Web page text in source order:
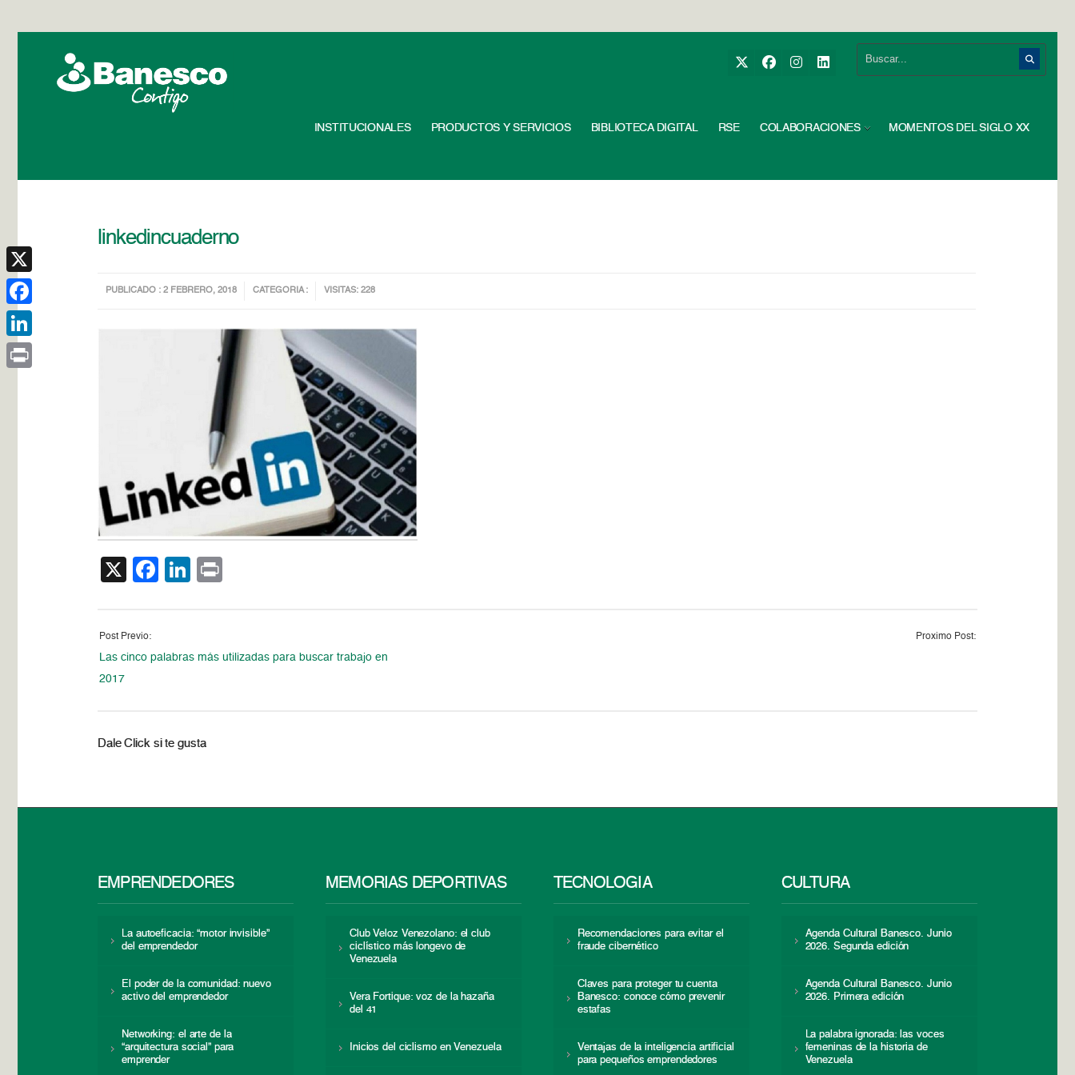
INSTITUCIONALES PRODUCTOS Y SERVICIOS BIBLIOTECA DIGITAL RSE COLABORACIONES MOMENTOS DEL SIGLO XX
linkedincuaderno
PUBLICADO : 2 FEBRERO, 2018 CATEGORIA : VISITAS: 228
X Facebook
LinkedIn
Post Previo:
Las cinco palabras más utilizadas para buscar trabajo en
2017
Proximo Post:
Dale Click si te gusta
EMPRENDEDORES
La autoeficacia: “motor invisible”
del emprendedor
El poder de la comunidad: nuevo
activo del emprendedor
Networking: el arte de la
“arquitectura social” para
emprender
MEMORIAS DEPORTIVAS
Club Veloz Venezolano: el club
ciclístico más longevo de
Venezuela
Vera Fortique: voz de la hazaña
del 41
Inicios del ciclismo en Venezuela
TECNOLOGÍA
Recomendaciones para evitar el
fraude cibernético
Claves para proteger tu cuenta
Banesco: conoce cómo prevenir
estafas
Ventajas de la inteligencia artificial
para pequeños emprendedores
CULTURA
Agenda Cultural Banesco. Junio
2026. Segunda edición
Agenda Cultural Banesco. Junio
2026. Primera edición
La palabra ignorada: las voces
femeninas de la historia de
Venezuela
X
Facebook
LinkedIn